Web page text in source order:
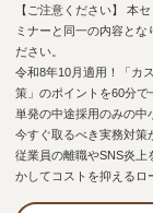
【ご注意ください】 本
ミナーと同一の内容とな
ださい。
令和8年10月適用！「カ
策」のポイントを60分で
単発の中途採用のみの中
今すぐ取るべき実務対策
従業員の離職やSNS炎上
かしてコストを抑えるロ